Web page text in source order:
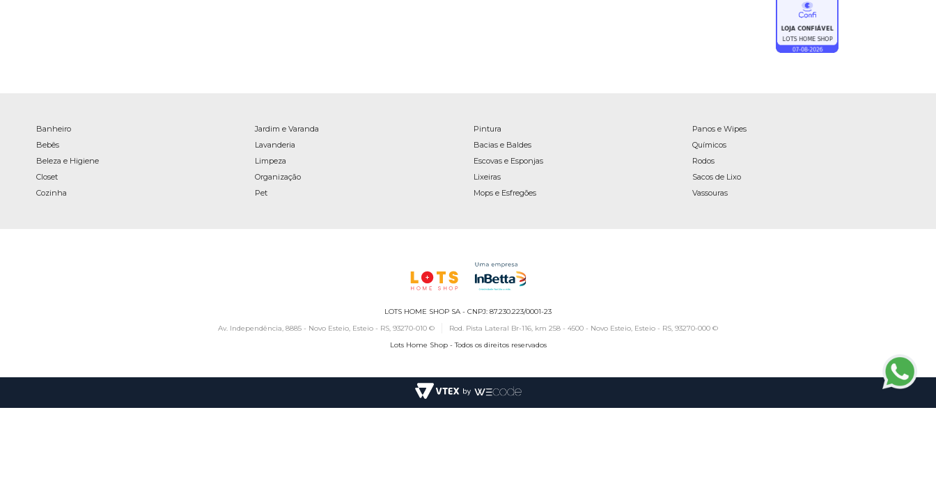
Banheiro
Bebês
Beleza e Higiene
Closet
Cozinha
Jardim e Varanda
Lavanderia
Limpeza
Organização
Pet
Pintura
Bacias e Baldes
Escovas e Esponjas
Lixeiras
Mops e Esfregões
Panos e Wipes
Químicos
Rodos
Sacos de Lixo
Vassouras
LOTS HOME SHOP SA - CNPJ: 87.230.223/0001-23
Av. Independência, 8885 - Novo Esteio, Esteio - RS, 93270-010 ©
Rod. Pista Lateral Br-116, km 258 - 4500 - Novo Esteio, Esteio - RS, 93270-000 ©
Lots Home Shop - Todos os direitos reservados